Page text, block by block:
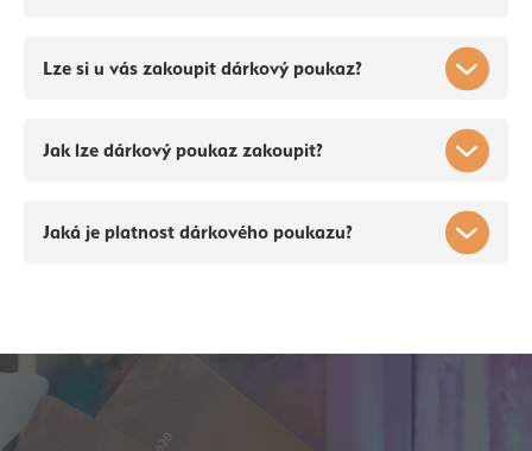
Lze si u vás zakoupit dárkový poukaz?
Jak lze dárkový poukaz zakoupit?
Jaká je platnost dárkového poukazu?